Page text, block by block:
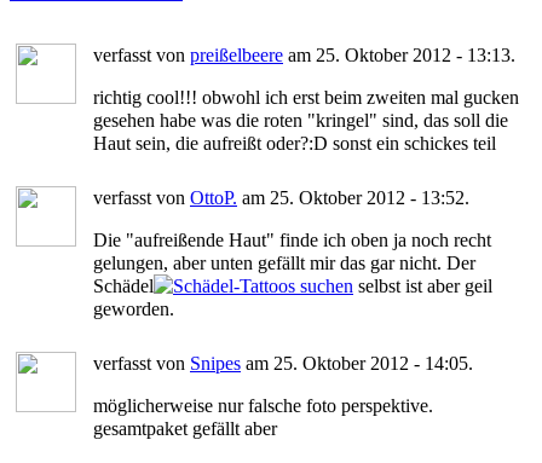
verfasst von preißelbeere am 25. Oktober 2012 - 13:13.
richtig cool!!! obwohl ich erst beim zweiten mal gucken
gesehen habe was die roten "kringel" sind, das soll die
Haut sein, die aufreißt oder?:D sonst ein schickes teil
verfasst von OttoP. am 25. Oktober 2012 - 13:52.
Die "aufreißende Haut" finde ich oben ja noch recht
gelungen, aber unten gefällt mir das gar nicht. Der
Schädel
selbst ist aber geil
geworden.
verfasst von Snipes am 25. Oktober 2012 - 14:05.
möglicherweise nur falsche foto perspektive.
gesamtpaket gefällt aber